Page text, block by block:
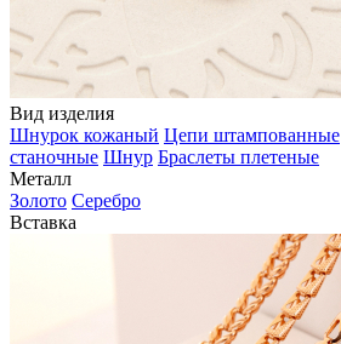
Вид изделия
Шнурок кожаный Цепи штампованные
станочные Шнур Браслеты плетеные
Металл
Золото Серебро
Вставка